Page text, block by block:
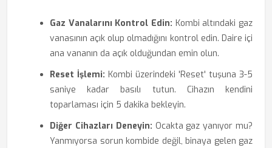
Gaz Vanalarını Kontrol Edin: Kombi altındaki gaz
vanasının açık olup olmadığını kontrol edin. Daire içi
ana vananın da açık olduğundan emin olun.
Reset İşlemi: Kombi üzerindeki 'Reset' tuşuna 3-5
saniye kadar basılı tutun. Cihazın kendini
toparlaması için 5 dakika bekleyin.
Diğer Cihazları Deneyin: Ocakta gaz yanıyor mu?
Yanmıyorsa sorun kombide değil, binaya gelen gaz